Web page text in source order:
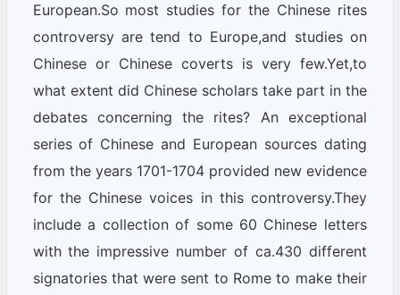
European.So most studies for the Chinese rites
controversy are tend to Europe,and studies on
Chinese or Chinese coverts is very few.Yet,to
what extent did Chinese scholars take part in the
debates concerning the rites? An exceptional
series of Chinese and European sources dating
from the years 1701-1704 provided new evidence
for the Chinese voices in this controversy.They
include a collection of some 60 Chinese letters
with the impressive number of ca.430 different
signatories that were sent to Rome to make their